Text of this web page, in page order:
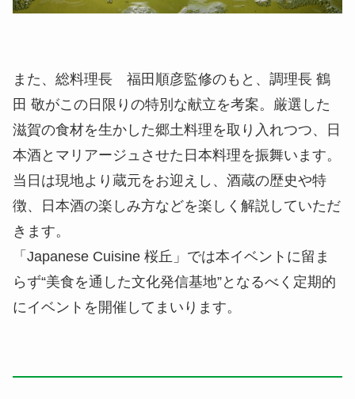
また、総料理長 福田順彦監修のもと、調理長 鶴
田 敬がこの日限りの特別な献立を考案。厳選した
滋賀の食材を生かした郷土料理を取り入れつつ、日
本酒とマリアージュさせた日本料理を振舞います。
当日は現地より蔵元をお迎えし、酒蔵の歴史や特
徴、日本酒の楽しみ方などを楽しく解説していただ
きます。
「Japanese Cuisine 桜丘」では本イベントに留ま
らず“美食を通した文化発信基地”となるべく定期的
にイベントを開催してまいります。